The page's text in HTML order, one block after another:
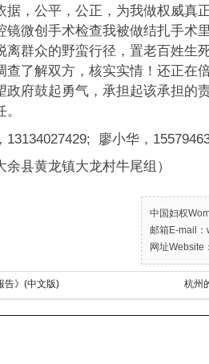
据，公平，公正，为我做权威真
镜微创手术检查我被做结扎手术
离群众的野蛮行径，置老百姓生
查了解双方，核实实情！还正在
政府鼓起勇气，承担起该承担的
13134027429; 廖小华，
县黄龙镇大龙村牛尾组）
中国妇权
邮箱E-mail
网址Website
告》(中文版) 杭州